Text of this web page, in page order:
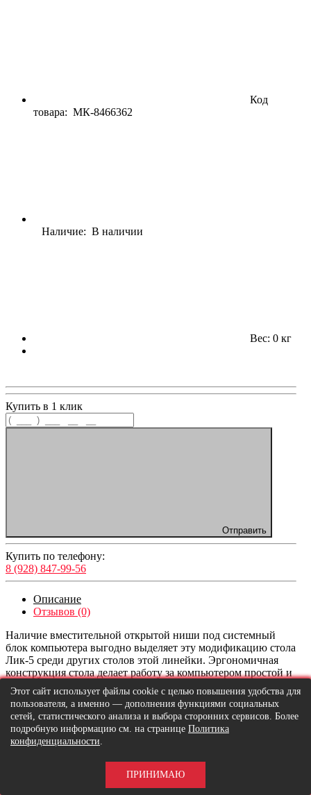
Код
товара: МК-8466362
Наличие: В наличии
Вес: 0 кг
Купить в 1 клик
Отправить
Купить по телефону:
8 (928) 847-99-56
Описание
Отзывов (0)
Наличие вместительной открытой ниши под системный
блок компьютера выгодно выделяет эту модификацию стола
Лик-5 среди других столов этой линейки. Эргономичная
конструкция стола делает работу за компьютером простой и
приятной.
Преимущества письменного стола:
• Мультифункциональное наполнение
• Три выдвижных ящика на роликовых направляющих
• Наличие ниши под системный блок с удобной открытой
• Выкатная полка под клавиатуру
Этот сайт использует файлы cookie с целью повышения удобства для
пользователя, а именно — дополнения функциями социальных
сетей, статистического анализа и выбора сторонних сервисов. Более
подробную информацию см. на странице Политика
конфиденциальности.
ПРИНИМАЮ